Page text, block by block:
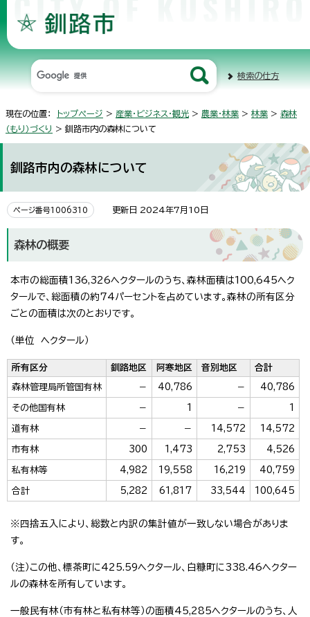
検索の仕方
現在の位置： トップページ > 産業・ビジネス・観光 > 農業・林業 > 林業 > 森林
（もり）づくり > 釧路市内の森林について
釧路市内の森林について
ページ番号1006310 更新日 2024年7月10日
森林の概要
本市の総面積136,326ヘクタールのうち、森林面積は100,645ヘク
タールで、総面積の約74パーセントを占めています。森林の所有区分
ごとの面積は次のとおりです。
（単位 ヘクタール）
所有区分 釧路地区 阿寒地区 音別地区 合計
森林管理局所管国有林 － 40,786 － 40,786
その他国有林 － 1 － 1
道有林 － － 14,572 14,572
市有林 300 1,473 2,753 4,526
私有林等 4,982 19,558 16,219 40,759
合計 5,282 61,817 33,544 100,645
※四捨五入により、総数と内訳の集計値が一致しない場合がありま
す。
（注）この他、標茶町に425.59ヘクタール、白糠町に338.46ヘクター
ルの森林を所有しています。
一般民有林（市有林と私有林等）の面積45,285ヘクタールのうち、人